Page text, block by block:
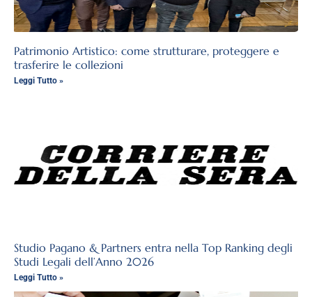
Patrimonio Artistico: come strutturare, proteggere e
trasferire le collezioni
Leggi Tutto »
Studio Pagano & Partners entra nella Top Ranking degli
Studi Legali dell’Anno 2026
Leggi Tutto »